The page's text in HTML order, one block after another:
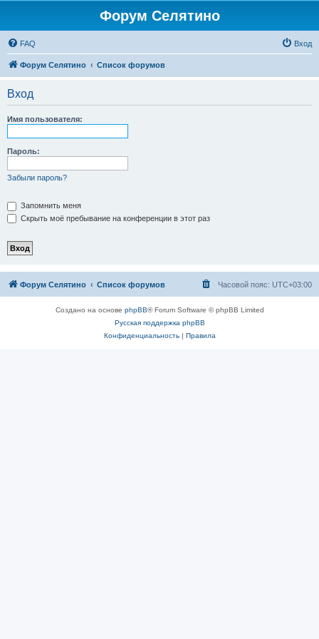
Форум Селятино
FAQ Вход
Форум Селятино Список форумов
Вход
Имя пользователя:
Пароль:
Забыли пароль?
Запомнить меня
Скрыть моё пребывание на конференции в этот раз
Форум Селятино Список форумов Часовой пояс: UTC+03:00
Создано на основе phpBB® Forum Software © phpBB Limited
Русская поддержка phpBB
Конфиденциальность| Правила